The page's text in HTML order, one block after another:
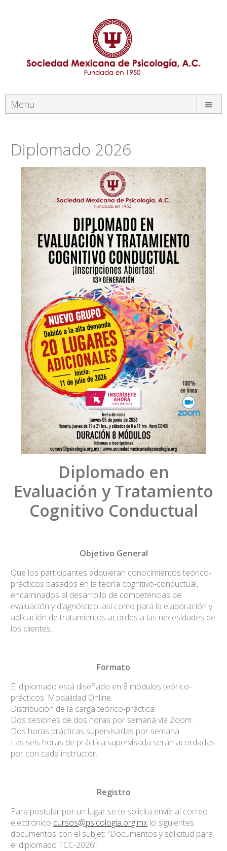
Menu
Diplomado 2026
Diplomado en
Evaluación y Tratamiento
Cognitivo Conductual
Objetivo General
Que los participantes adquieran conocimientos teórico-
prácticos basados en la teoría cognitivo-conductual,
encaminados al desarrollo de competencias de
evaluación y diagnóstico, así como para la elaboración y
aplicación de tratamientos acordes a las necesidades de
los clientes.
Formato
El diplomado está diseñado en 8 módulos teórico-
prácticos. Modalidad Online.
Distribución de la carga teórico-práctica.
Dos sesiones de dos horas por semana vía Zoom.
Dos horas prácticas supervisadas por semana.
Las seis horas de práctica supervisada serán acordadas
por con cada instructor.
Registro
Para postular por un lugar se te solicita envíe al correo
electrónico cursos@psicologia.org.mx lo siguientes
documentos con el subjet: “Documentos y solicitud para
el diplomado TCC-2026”